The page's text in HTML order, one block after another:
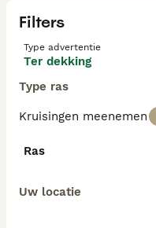
Filters
Type advertentie
Ter dekking
Type ras
Kruisingen meenemen
Ras
Uw locatie